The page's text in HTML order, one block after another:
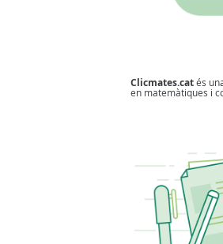
Clicmates.catés
en matemàtiques i